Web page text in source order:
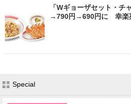
「Wギョーザセット・チ
→790円→690円に 幸楽
Special